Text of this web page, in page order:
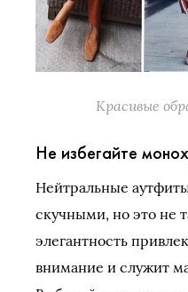
Красивые
Не избегайте
Нейтральные
скучными, но это не
элегантность
внимание и служит